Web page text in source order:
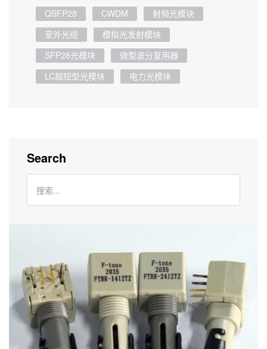
QSFP28
CWDM
射频光模块
室外光缆
模拟光发射模块
SFP28光模块
微型波分复用器
LC超短型光模块
电力光模块
Search